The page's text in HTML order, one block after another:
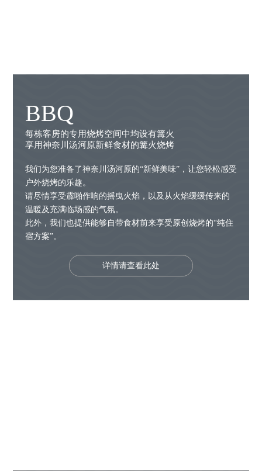
BBQ
每栋客房的专用烧烤空间中均设有篝火
享用神奈川汤河原新鲜食材的篝火烧烤
我们为您准备了神奈川汤河原的“新鲜美味”，让您轻松感受
户外烧烤的乐趣。
请尽情享受霹啪作响的摇曳火焰，以及从火焰缓缓传来的
温暖及充满临场感的气氛。
此外，我们也提供能够自带食材前来享受原创烧烤的“纯住
宿方案”。
详情请查看此处